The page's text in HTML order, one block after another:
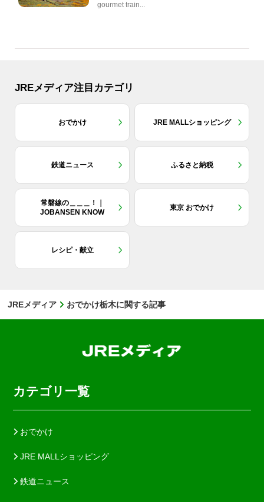
gourmet train...
JREメディア注目カテゴリ
おでかけ JRE MALLショッピング
鉄道ニュース ふるさと納税
常磐線の＿＿＿！｜
JOBANSEN KNOW
東京 おでかけ
レシピ・献立
JREメディア おでかけ栃木に関する記事
カテゴリ一覧
おでかけ
JRE MALLショッピング
鉄道ニュース